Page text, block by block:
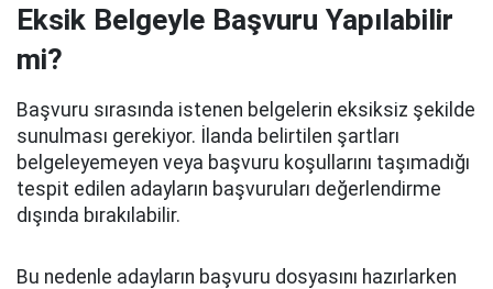
Eksik Belgeyle Başvuru Yapılabilir
mi?
Başvuru sırasında istenen belgelerin eksiksiz şekilde
sunulması gerekiyor. İlanda belirtilen şartları
belgeleyemeyen veya başvuru koşullarını taşımadığı
tespit edilen adayların başvuruları değerlendirme
dışında bırakılabilir.
Bu nedenle adayların başvuru dosyasını hazırlarken